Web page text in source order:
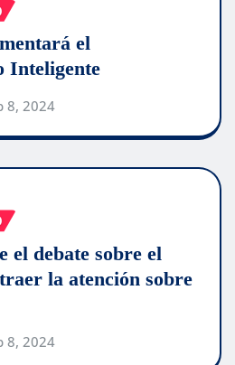
el
Inteligente
8, 2024
el debate sobre el
la atención sobre
8, 2024